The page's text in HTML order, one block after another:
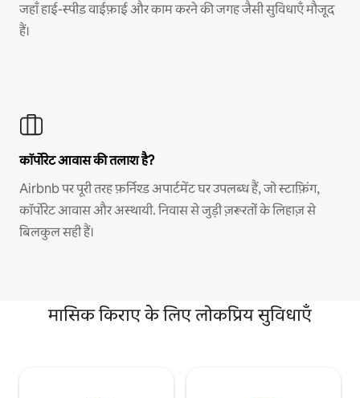
जहाँ हाई-स्पीड वाईफ़ाई और काम करने की जगह जैसी सुविधाएँ मौजूद
हैं।
कॉर्पोरेट आवास की तलाश है?
Airbnb पर पूरी तरह फ़र्निश्ड अपार्टमेंट घर उपलब्ध हैं, जो स्टाफ़िंग,
कॉर्पोरेट आवास और अस्थायी. निवास से जुड़ी ज़रूरतों के लिहाज़ से
बिलकुल सही हैं।
मासिक किराए के लिए लोकप्रिय सुविधाएँ